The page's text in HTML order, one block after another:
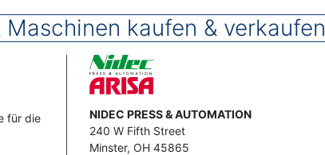
Maschinen kaufen & verkaufen
für die
Image
Address
NIDEC PRESS & AUTOMATION
240 W Fifth Street
Minster, OH 45865